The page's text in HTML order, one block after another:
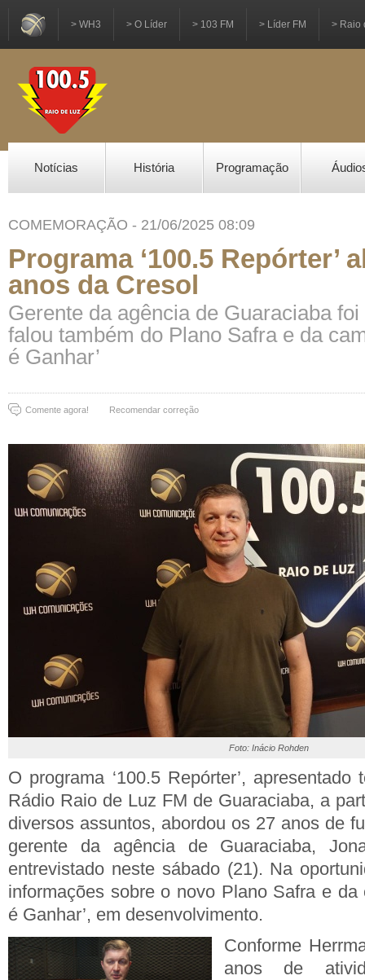
> WH3 > O Líder > 103 FM > Líder FM > Raio
Notícias História Programação
COMEMORAÇÃO - 21/06/2025 08:09
Programa ‘100.5 Repórter’
anos da Cresol
Gerente da agência de Guaraciaba
falou também do Plano Safra e da
é Ganhar’
Comente agora! Recomendar correção
Foto: Inácio Rohden
O programa ‘100.5 Repórter’,
Rádio Raio de Luz FM de Guaraciaba, a
diversos assuntos, abordou os 27 anos de
gerente da agência de Guaraciaba,
entrevistado neste sábado (21). Na
informações sobre o novo Plano Safra e da
é Ganhar’, em desenvolvimento.
Conforme
anos de